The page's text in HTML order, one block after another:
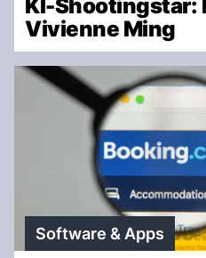
KI-Shootingstar:
Vivienne Ming
Software & Apps